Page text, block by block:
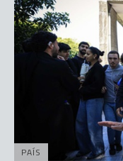
PAÍS